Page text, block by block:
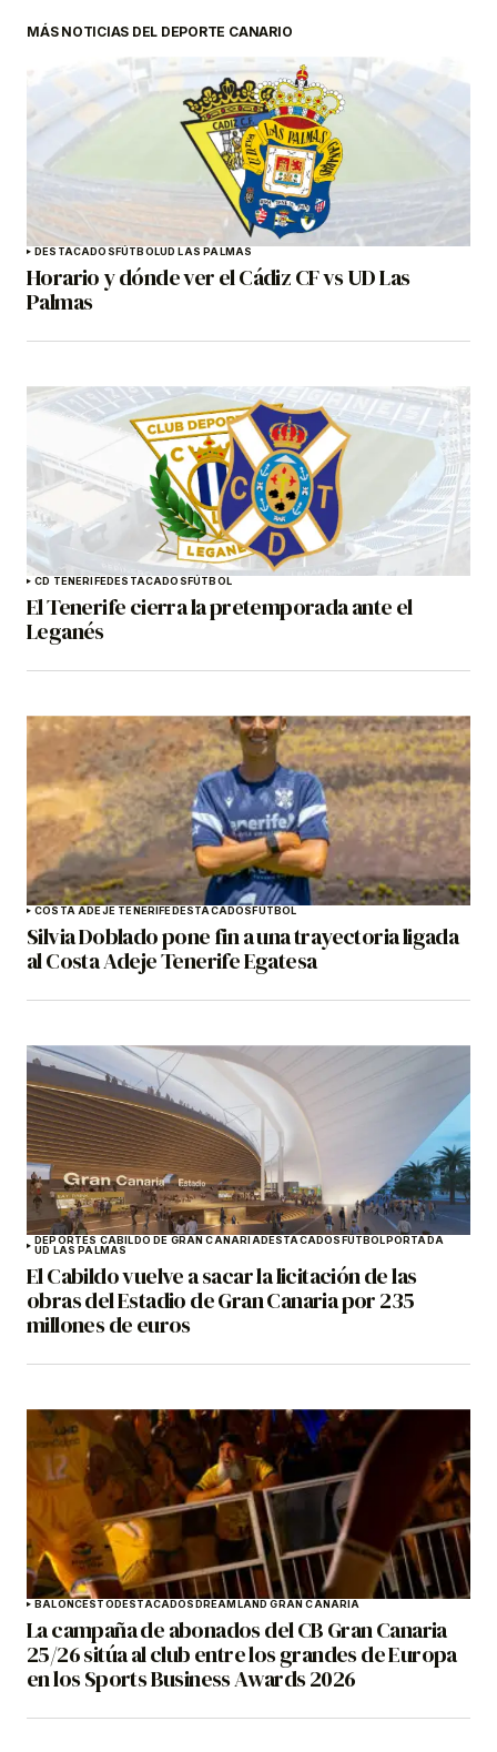
MÁS NOTICIAS DEL DEPORTE CANARIO
DESTACADOSFÚTBOLUD LAS PALMAS
Horario y dónde ver el Cádiz CF vs UD Las
Palmas
CD TENERIFEDESTACADOSFÚTBOL
El Tenerife cierra la pretemporada ante el
Leganés
COSTA ADEJE TENERIFEDESTACADOSFÚTBOL
Silvia Doblado pone fin a una trayectoria ligada
al Costa Adeje Tenerife Egatesa
DEPORTES CABILDO DE GRAN CANARIADESTACADOSFÚTBOLPORTADA
UD LAS PALMAS
El Cabildo vuelve a sacar la licitación de las
obras del Estadio de Gran Canaria por 235
millones de euros
BALONCESTODESTACADOSDREAMLAND GRAN CANARIA
La campaña de abonados del CB Gran Canaria
25/26 sitúa al club entre los grandes de Europa
en los Sports Business Awards 2026